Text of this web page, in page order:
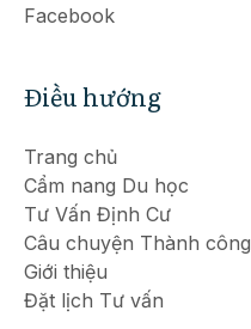
Facebook
Điều hướng
Trang chủ
Cẩm nang Du học
Tư Vấn Định Cư
Câu chuyện Thành công
Giới thiệu
Đặt lịch Tư vấn